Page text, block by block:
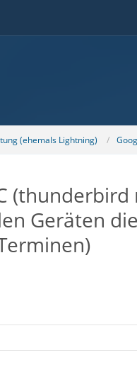
(ehemals Lightning)
Geräten